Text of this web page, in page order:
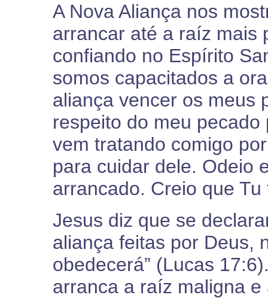
A Nova Aliança nos
arrancar até a raíz mais
confiando no Espírito
somos capacitados a
aliança vencer os meus
respeito do meu
vem tratando comigo
para cuidar dele. Odeio
arrancado. Creio que
Jesus diz que se
aliança feitas por Deus,
obedecerá” (Lucas
arranca a raíz maligna